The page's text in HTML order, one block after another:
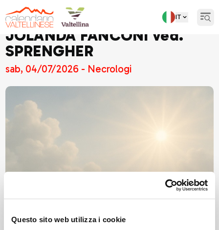
Questo sito web utilizza i cookie
IT
JOLANDA FANCONI ved.
SPRENGHER
sab, 04/07/2026 - Necrologi